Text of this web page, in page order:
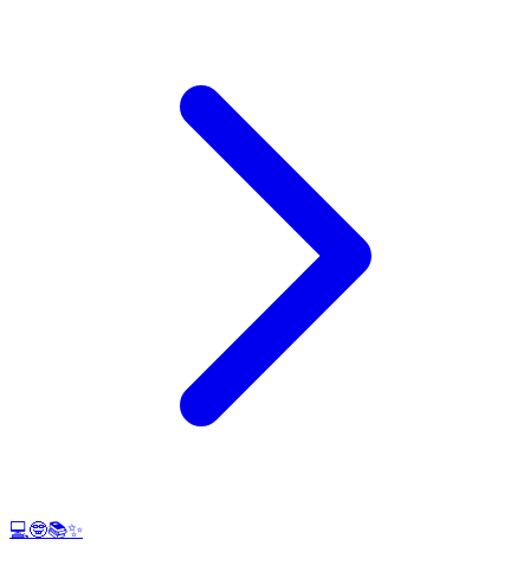
💻🤓📚✨